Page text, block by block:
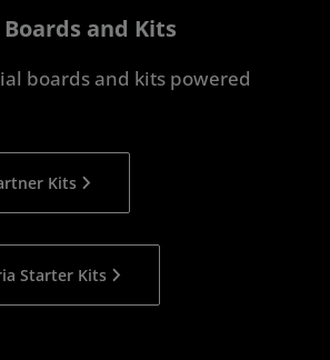
and Kits
boards and kits powered
Kits
Starter Kits